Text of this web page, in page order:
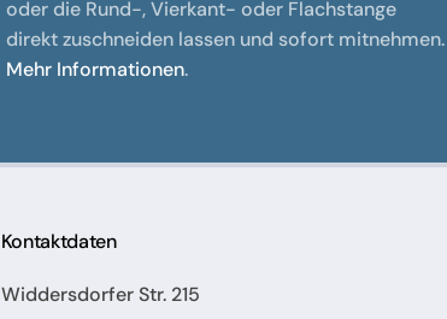
oder die Rund-, Vierkant- oder Flachstange
direkt zuschneiden lassen und sofort mitnehmen.
Mehr Informationen.
Kontaktdaten
Widdersdorfer Str. 215